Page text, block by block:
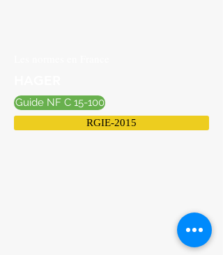
Guide NF C 15-100
RGIE-2015